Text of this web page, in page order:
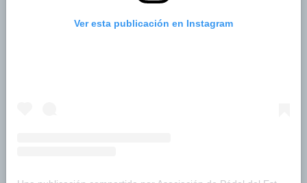
Ver esta publicación en Instagram